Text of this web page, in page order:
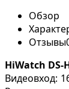
Обзор
Отзывы
HiWatch DS-
Видеовход: